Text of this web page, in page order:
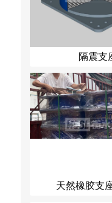
隔震支
天然橡胶支